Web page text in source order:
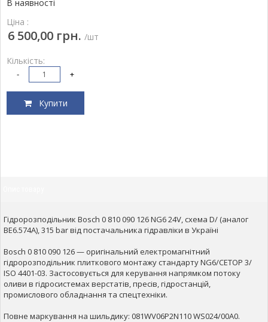
В наявності
Ціна :
6 500,00 грн. /шт
Кількість:
- +
Купити
Гідророзподільник Bosch 0 810 090 126 NG6 24V, схема D/ (аналог
ВЕ6.574A), 315 bar від постачальника гідравліки в Україні
Bosch 0 810 090 126 — оригінальний електромагнітний
гідророзподільник плиткового монтажу стандарту NG6/CETOP 3/
ISO 4401-03. Застосовується для керування напрямком потоку
оливи в гідросистемах верстатів, пресів, гідростанцій,
промислового обладнання та спецтехніки.
Повне маркування на шильдику: 081WV06P2N110 WS024/00A0.